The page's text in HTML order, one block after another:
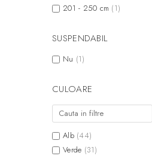
201 - 250 cm (1)
SUSPENDABIL
Nu (1)
CULOARE
Alb (44)
Verde (31)